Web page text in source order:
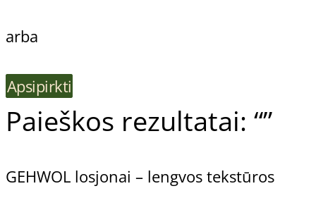
arba
Apsipirkti
Paieškos rezultatai: “”
GEHWOL losjonai – lengvos tekstūros